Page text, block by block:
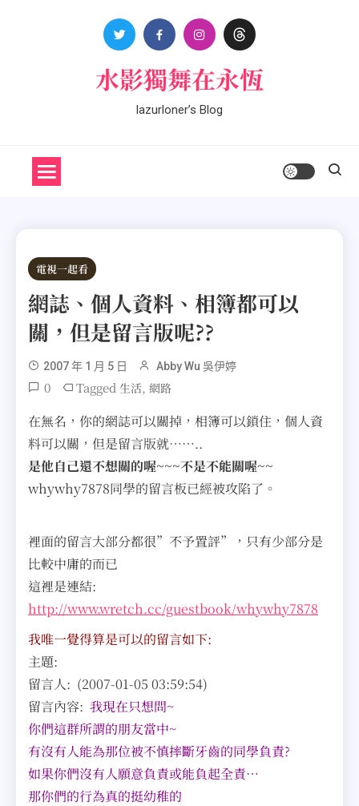
水影獨舞在永恆
lazurloner’s Blog
電視一起看
網誌、個人資料、相簿都可以
關，但是留言版呢??
2007 年 1 月 5 日 Abby Wu 吳伊婷
0 Tagged 生活, 網路
在無名，你的網誌可以關掉，相簿可以鎖住，個人資
料可以關，但是留言版就……..
是他自己還不想關的喔~~~不是不能關喔~~
whywhy7878同學的留言板已經被攻陷了。
裡面的留言大部分都很”不予置評”，只有少部分是
比較中庸的而已
這裡是連結:
http://www.wretch.cc/guestbook/whywhy7878
我唯一覺得算是可以的留言如下:
主題:
留言人: (2007-01-05 03:59:54)
留言內容: 我現在只想問~
你們這群所謂的朋友當中~
有沒有人能為那位被不慎摔斷牙齒的同學負責?
如果你們沒有人願意負責或能負起全責…
那你們的行為真的挺幼稚的